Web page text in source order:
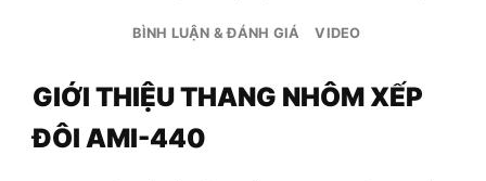
BÌNH LUẬN & ĐÁNH GIÁ VIDEO
GIỚI THIỆU THANG NHÔM XẾP
ĐÔI AMI-440